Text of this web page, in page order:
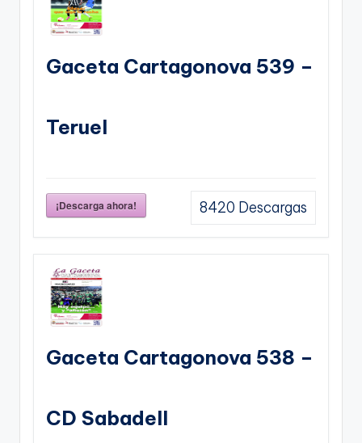
Gaceta Cartagonova 539 –
Teruel
¡Descarga ahora! 8420 Descargas
Gaceta Cartagonova 538 –
CD Sabadell